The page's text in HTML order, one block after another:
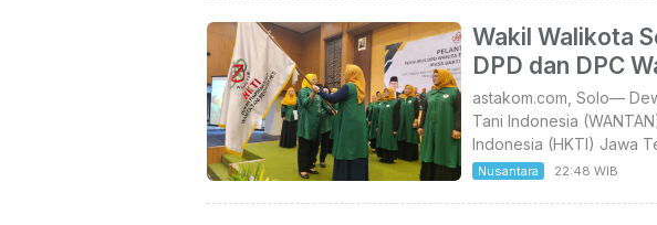
Wakil Walikota
DPD dan DPC
astakom.com, Solo—
Tani Indonesia
Indonesia (HKTI) Jawa
Nusantara 22:48 WIB